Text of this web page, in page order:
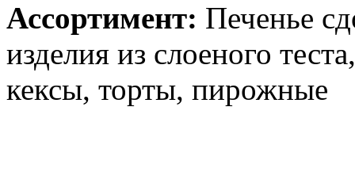
Ассортимент: Печенье
изделия из слоеного
кексы, торты, пирожные